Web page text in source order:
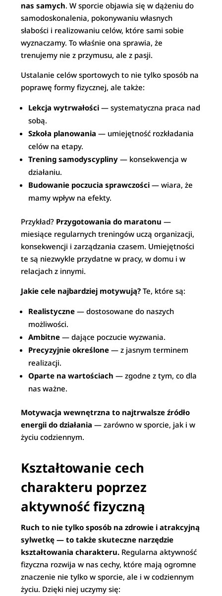
nas samych. W sporcie objawia się w dążeniu do
samodoskonalenia, pokonywaniu własnych
słabości i realizowaniu celów, które sami sobie
wyznaczamy. To właśnie ona sprawia, że
trenujemy nie z przymusu, ale z pasji.
Ustalanie celów sportowych to nie tylko sposób na
poprawę formy fizycznej, ale także:
Lekcja wytrwałości — systematyczna praca nad
sobą.
Szkoła planowania — umiejętność rozkładania
celów na etapy.
Trening samodyscypliny — konsekwencja w
działaniu.
Budowanie poczucia sprawczości — wiara, że
mamy wpływ na efekty.
Przykład? Przygotowania do maratonu —
miesiące regularnych treningów uczą organizacji,
konsekwencji i zarządzania czasem. Umiejętności
te są niezwykle przydatne w pracy, w domu i w
relacjach z innymi.
Jakie cele najbardziej motywują? Te, które są:
Realistyczne — dostosowane do naszych
możliwości.
Ambitne — dające poczucie wyzwania.
Precyzyjnie określone — z jasnym terminem
realizacji.
Oparte na wartościach — zgodne z tym, co dla
nas ważne.
Motywacja wewnętrzna to najtrwalsze źródło
energii do działania — zarówno w sporcie, jak i w
życiu codziennym.
Kształtowanie cech
charakteru poprzez
aktywność fizyczną
Ruch to nie tylko sposób na zdrowie i atrakcyjną
sylwetkę — to także skuteczne narzędzie
kształtowania charakteru. Regularna aktywność
fizyczna rozwija w nas cechy, które mają ogromne
znaczenie nie tylko w sporcie, ale i w codziennym
życiu. Dzięki niej uczymy się: